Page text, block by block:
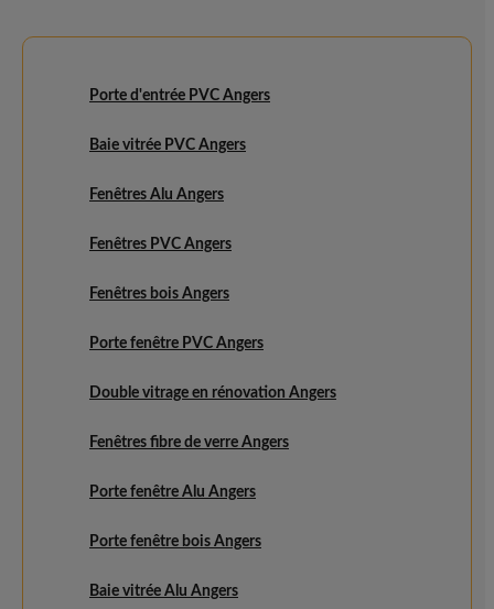
Porte d'entrée PVC Angers
Baie vitrée PVC Angers
Fenêtres Alu Angers
Fenêtres PVC Angers
Fenêtres bois Angers
Porte fenêtre PVC Angers
Double vitrage en rénovation Angers
Fenêtres fibre de verre Angers
Porte fenêtre Alu Angers
Porte fenêtre bois Angers
Baie vitrée Alu Angers